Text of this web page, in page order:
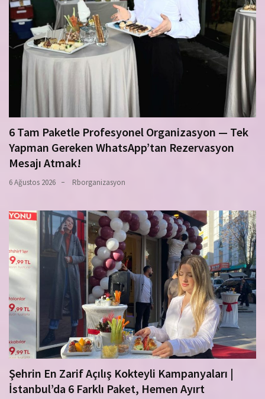
6 Tam Paketle Profesyonel Organizasyon — Tek
Yapman Gereken WhatsApp’tan Rezervasyon
Mesajı Atmak!
6 Ağustos 2026 Rborganizasyon
Şehrin En Zarif Açılış Kokteyli Kampanyaları |
İstanbul’da 6 Farklı Paket, Hemen Ayırt